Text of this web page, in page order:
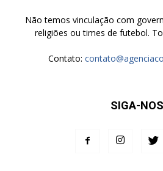
Não temos vinculação com
religiões ou times de futebol.
Contato:
SIGA-NOS